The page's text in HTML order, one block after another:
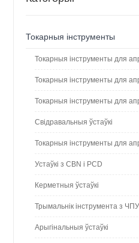
Токарныя інструменты
Токарныя інструменты для
Токарныя інструменты для
Токарныя інструменты для
Свідравальныя ўстаўкі
Токарныя інструменты для
Устаўкі з CBN і PCD
Керметныя ўстаўкі
Трымальнік інструмента з ЧПУ
Арыгінальныя ўстаўкі